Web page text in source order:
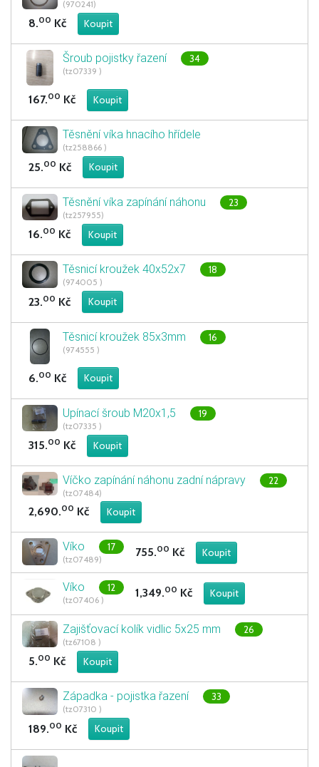
(970241)
8.00 Kč
Šroub pojistky řazení 34
(tz07339 )
167.00 Kč
Těsnění víka hnacího hřídele
(tz258866 )
25.00 Kč
Těsnění víka zapínání náhonu 23
(tz257955)
16.00 Kč
Těsnicí kroužek 40x52x7 18
(974005 )
23.00 Kč
Těsnicí kroužek 85x3mm 16
(974555 )
6.00 Kč
Upínací šroub M20x1,5 19
(tz07335 )
315.00 Kč
Víčko zapínání náhonu zadní nápravy 22
(tz07484)
2,690.00 Kč
Víko 17
(tz07489)
755.00 Kč
Víko 12
(tz07406 )
1,349.00 Kč
Zajišťovací kolík vidlic 5x25 mm 26
(tz67108 )
5.00 Kč
Západka - pojistka řazení 33
(tz07310 )
189.00 Kč